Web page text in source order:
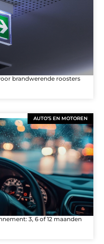
brandwerende roosters
AUTO’S EN MOTOREN
3, 6 of 12 maanden